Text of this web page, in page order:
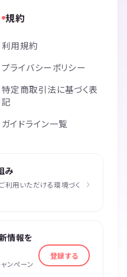
規約
利用規約
プライバシーポリシー
特定商取引法に基づく表
記
ガイドライン一覧
み
利用いただける環境づく
›
情報を
ンペーン
登録する